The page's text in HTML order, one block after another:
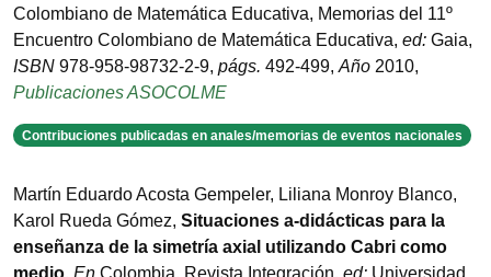
Colombiano de Matemática Educativa, Memorias del 11º
Encuentro Colombiano de Matemática Educativa, ed: Gaia,
ISBN 978-958-98732-2-9, págs. 492-499,Año 2010,
Publicaciones ASOCOLME
Contribuciones publicadas en anales/memorias de eventos nacionales
Martín Eduardo Acosta Gempeler, Liliana Monroy Blanco,
Karol Rueda Gómez, Situaciones a-didácticas para la
enseñanza de la simetría axial utilizando Cabri como
medio, En Colombia, Revista Integración, ed: Universidad